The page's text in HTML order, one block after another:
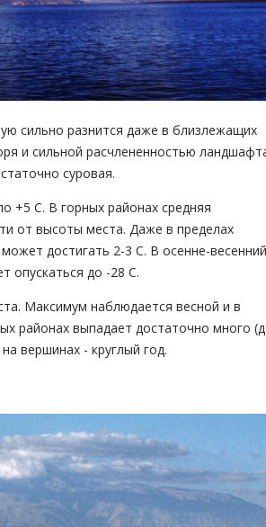
сильно разнится даже в близлежащих
и сильной расчлененностью
суровая.
+5 С. В горных районах средняя
от высоты места. Даже в пределах
достигать 2-3 С. В осенне-весенний
опускаться до -28 С.
Максимум наблюдается весной и в
районах выпадает достаточно много
вершинах - круглый год.